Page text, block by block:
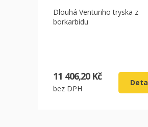
Dlouhá Venturiho tryska z
borkarbidu
11 406,20 Kč
bez DPH